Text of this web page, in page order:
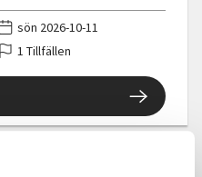
sön 2026-10-11
1 Tillfällen